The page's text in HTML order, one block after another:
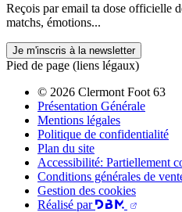
Reçois par email ta dose officielle
matchs, émotions...
Je m'inscris à la newsletter
Pied de page (liens légaux)
© 2026 Clermont Foot 63
Présentation Générale
Mentions légales
Politique de confidentialité
Plan du site
Accessibilité: Partiellement
Conditions générales de
Gestion des cookies
Réalisé par